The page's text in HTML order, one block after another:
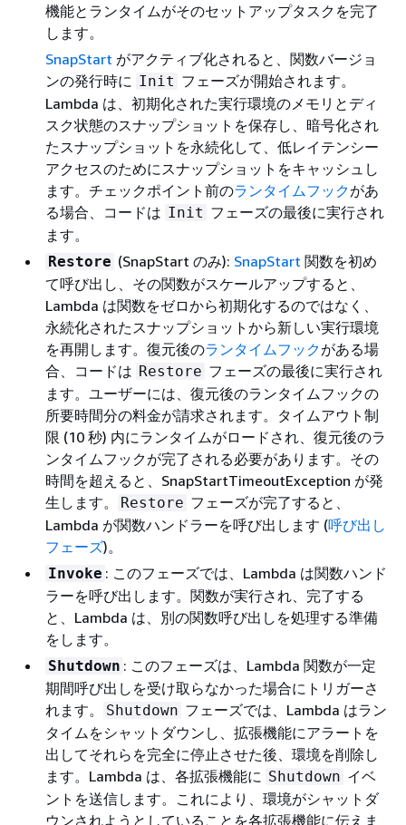
機能とランタイムがそのセットアップタスクを完了
します。
SnapStart がアクティブ化されると、関数バージョ
ンの発行時に Init フェーズが開始されます。
Lambda は、初期化された実行環境のメモリとディ
スク状態のスナップショットを保存し、暗号化され
たスナップショットを永続化して、低レイテンシー
アクセスのためにスナップショットをキャッシュし
ます。チェックポイント前のランタイムフックがあ
る場合、コードは Init フェーズの最後に実行され
ます。
Restore (SnapStart のみ): SnapStart 関数を初め
て呼び出し、その関数がスケールアップすると、
Lambda は関数をゼロから初期化するのではなく、
永続化されたスナップショットから新しい実行環境
を再開します。復元後のランタイムフックがある場
合、コードは Restore フェーズの最後に実行され
ます。ユーザーには、復元後のランタイムフックの
所要時間分の料金が請求されます。タイムアウト制
限 (10 秒) 内にランタイムがロードされ、復元後のラ
ンタイムフックが完了される必要があります。その
時間を超えると、SnapStartTimeoutException が発
生します。
Restore フェーズが完了すると、
Lambda が関数ハンドラーを呼び出します (呼び出し
フェーズ)。
Invoke : このフェーズでは、Lambda は関数ハンド
ラーを呼び出します。関数が実行され、完了する
と、Lambda は、別の関数呼び出しを処理する準備
をします。
Shutdown : このフェーズは、Lambda 関数が一定
期間呼び出しを受け取らなかった場合にトリガーさ
れます。
Shutdown フェーズでは、Lambda はラン
タイムをシャットダウンし、拡張機能にアラートを
出してそれらを完全に停止させた後、環境を削除し
ます。Lambda は、各拡張機能に Shutdown イベ
ントを送信します。これにより、環境がシャットダ
ウンされようとしていることを各拡張機能に伝えま